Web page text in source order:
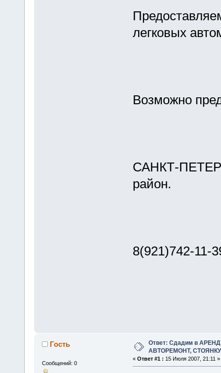
легковых
Возможно
САНКТ-
район.
8(921)742-11-
Гость
Сообщений: 0
Ответ: Сдадим в
АВТОРЕМОНТ, СТОЯНКУ
« Ответ #1 : 15 Июля 2007, 21:11 »